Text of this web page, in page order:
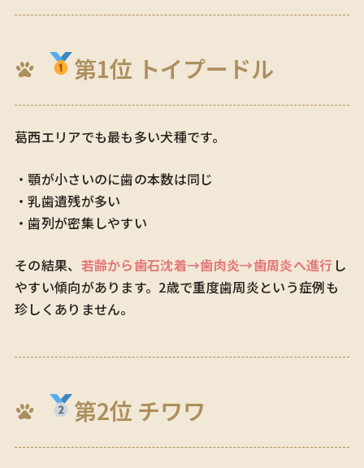
第1位 トイプードル
葛西エリアでも最も多い犬種です。
・顎が小さいのに歯の本数は同じ
・乳歯遺残が多い
・歯列が密集しやすい
その結果、 若齢から歯石沈着→歯肉炎→歯周炎へ進行 し
やすい傾向があります。2歳で重度歯周炎という症例も
珍しくありません。
第2位 チワワ